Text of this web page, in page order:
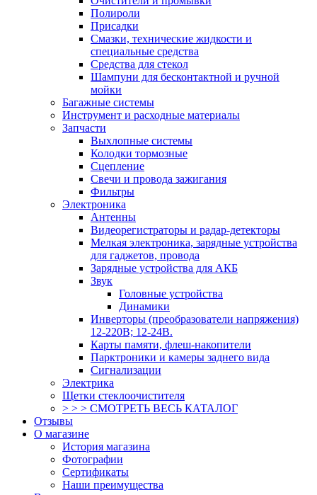
Полироли
Присадки
Смазки, технические жидкости и
специальные средства
Средства для стекол
Шампуни для бесконтактной и ручной
мойки
Багажные системы
Инструмент и расходные материалы
Запчасти
Выхлопные системы
Колодки тормозные
Сцепление
Свечи и провода зажигания
Фильтры
Электроника
Антенны
Видеорегистраторы и радар-детекторы
Мелкая электроника, зарядные устройства
для гаджетов, провода
Зарядные устройства для АКБ
Звук
Головные устройства
Динамики
Инверторы (преобразователи напряжения)
12-220В; 12-24В.
Карты памяти, флеш-накопители
Парктроники и камеры заднего вида
Сигнализации
Электрика
Щетки стеклоочистителя
> > > СМОТРЕТЬ ВЕСЬ КАТАЛОГ
Отзывы
О магазине
История магазина
Фотографии
Сертификаты
Наши преимущества